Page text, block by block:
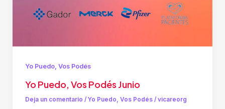
Yo Puedo, Vos Podés
Yo Puedo, Vos Podés Junio
Deja un comentario / Yo Puedo, Vos Podés/ vicareorg